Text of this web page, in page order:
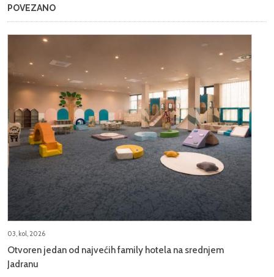
POVEZANO
03, kol, 2026
Otvoren jedan od najvećih family hotela na srednjem
Jadranu